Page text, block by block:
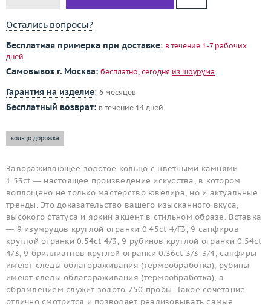
Остались вопросы?
Бесплатная примерка при доставке: в течение 1-7 рабочих
дней
Самовывоз г. Москва: бесплатно, сегодня из шоурума
Гарантия на изделие: 6 месяцев
Бесплатный возврат: в течение 14 дней
кольцо дорожка
Завораживающее золотое кольцо с цветными камнями
1.53ct — настоящее произведение искусства, в котором
воплощено не только мастерство ювелира, но и актуальные
тренды. Это доказательство вашего изысканного вкуса,
высокого статуса и яркий акцент в стильном образе. Вставка
— 9 изумрудов круглой огранки 0.45ct 4/Г3, 9 сапфиров
круглой огранки 0.54ct 4/3, 9 рубинов круглой огранки 0.54ct
4/3, 9 бриллиантов круглой огранки 0.36ct 3/3-3/4, сапфиры
имеют следы облагораживания (термообработка), рубины
имеют следы облагораживания (термообработка), а
обрамлением служит золото 750 пробы. Такое сочетание
отлично смотрится и позволяет реализовывать самые